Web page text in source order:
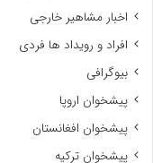
اخبار مشاهیر خارجی
افراد و رویداد ها فردی
بیوگرافی
پیشخوان اروپا
پیشخوان افغانستان
پیشخوان ترکیه